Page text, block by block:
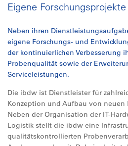
Eigene Forschungsprojekte
Neben ihren
eigene Forschungs- und
der kontinuierlichen Verbesserung
Probenqualität sowie der
Serviceleistungen.
Die ibdw ist Dienstleister für
Konzeption und Aufbau von neuen
Neben der Organisation der IT-
Logistik stellt die ibdw eine
qualitätskontrollierten